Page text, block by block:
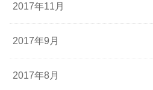
2017年11月
2017年9月
2017年8月